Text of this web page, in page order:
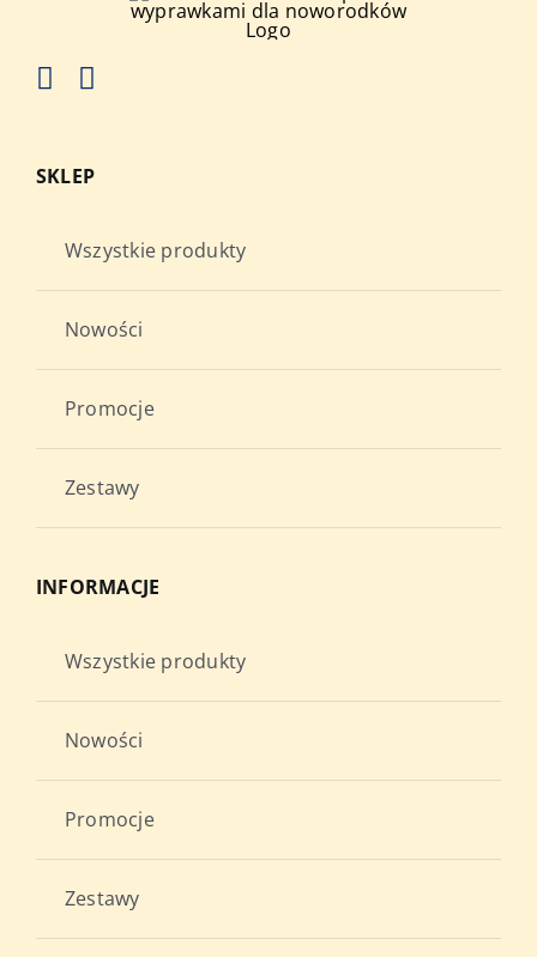
SKLEP
Wszystkie produkty
Nowości
Promocje
Zestawy
INFORMACJE
Wszystkie produkty
Nowości
Promocje
Zestawy